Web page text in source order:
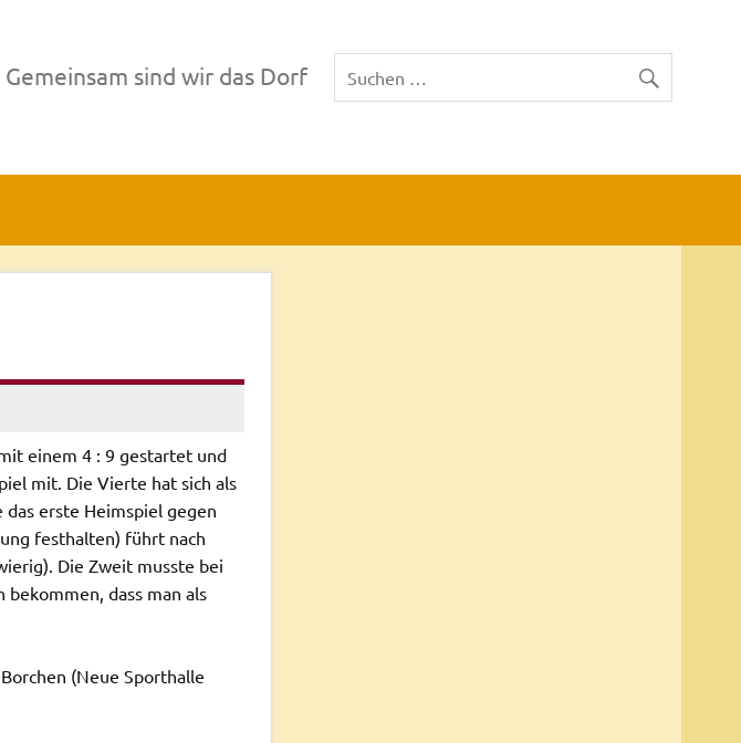
Gemeinsam sind wir das Dorf
einem 4 : 9 gestartet und
mit. Die Vierte hat sich als
erste Heimspiel gegen
festhalten) führt nach
Die Zweit musste bei
dass man als
(Neue Sporthalle